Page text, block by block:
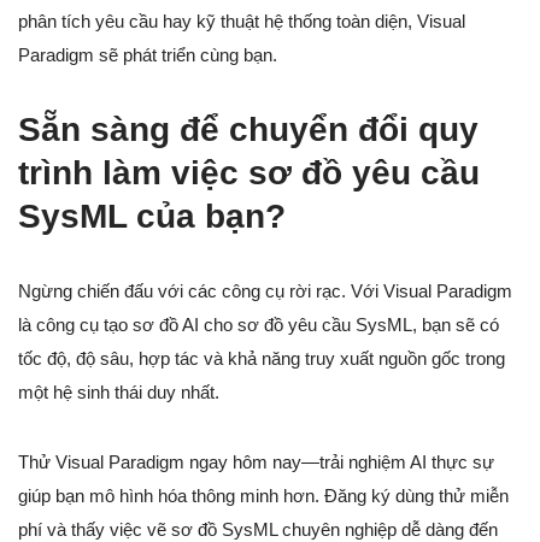
phân tích yêu cầu hay kỹ thuật hệ thống toàn diện, Visual
Paradigm sẽ phát triển cùng bạn.
Sẵn sàng để chuyển đổi quy
trình làm việc sơ đồ yêu cầu
SysML của bạn?
Ngừng chiến đấu với các công cụ rời rạc. Với Visual Paradigm
là công cụ tạo sơ đồ AI cho sơ đồ yêu cầu SysML, bạn sẽ có
tốc độ, độ sâu, hợp tác và khả năng truy xuất nguồn gốc trong
một hệ sinh thái duy nhất.
Thử Visual Paradigm ngay hôm nay—trải nghiệm AI thực sự
giúp bạn mô hình hóa thông minh hơn. Đăng ký dùng thử miễn
phí và thấy việc vẽ sơ đồ SysML chuyên nghiệp dễ dàng đến